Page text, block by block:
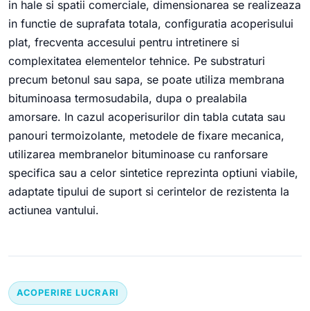
in hale si spatii comerciale, dimensionarea se realizeaza
in functie de suprafata totala, configuratia acoperisului
plat, frecventa accesului pentru intretinere si
complexitatea elementelor tehnice. Pe substraturi
precum betonul sau sapa, se poate utiliza membrana
bituminoasa termosudabila, dupa o prealabila
amorsare. In cazul acoperisurilor din tabla cutata sau
panouri termoizolante, metodele de fixare mecanica,
utilizarea membranelor bituminoase cu ranforsare
specifica sau a celor sintetice reprezinta optiuni viabile,
adaptate tipului de suport si cerintelor de rezistenta la
actiunea vantului.
ACOPERIRE LUCRARI